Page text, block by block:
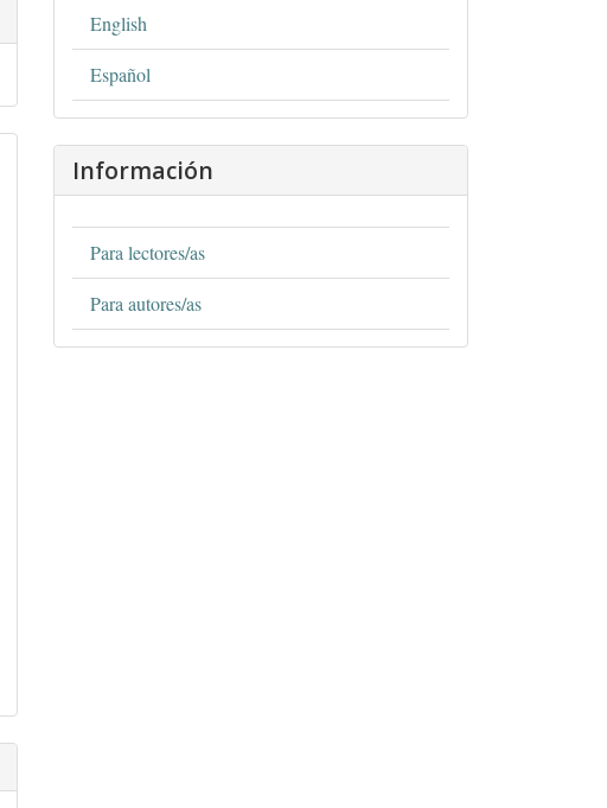
English
Español
Información
Para lectores/as
Para autores/as